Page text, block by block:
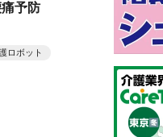
予防
ロボット